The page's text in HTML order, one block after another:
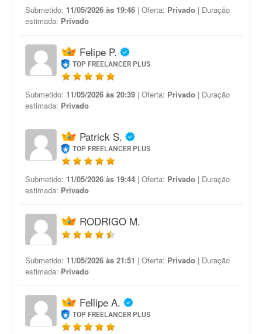
Submetido: 11/05/2026 às 19:46 | Oferta: Privado | Duração
estimada: Privado
Felipe P.
TOP FREELANCER PLUS
Submetido: 11/05/2026 às 20:39 | Oferta: Privado | Duração
estimada: Privado
Patrick S.
TOP FREELANCER PLUS
Submetido: 11/05/2026 às 19:44 | Oferta: Privado | Duração
estimada: Privado
RODRIGO M.
Submetido: 11/05/2026 às 21:51 | Oferta: Privado | Duração
estimada: Privado
Fellipe A.
TOP FREELANCER PLUS